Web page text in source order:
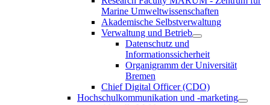
Marine Umweltwissenschaften
Akademische Selbstverwaltung
Verwaltung und Betrieb
Datenschutz und
Informationssicherheit
Organigramm der Universität
Bremen
Chief Digital Officer (CDO)
Hochschulkommunikation und -marketing